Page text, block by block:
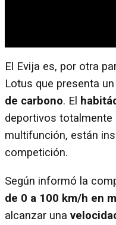
El Evija es, por otra
Lotus que presenta un
de carbono. El
deportivos totalmente
multifunción, están
competición.
Según informó la
de 0 a 100 km/h en
alcanzar una